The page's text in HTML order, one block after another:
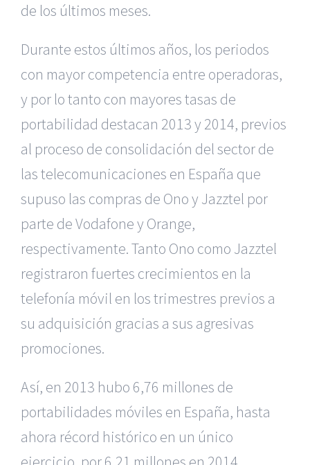
de los últimos meses.
Durante estos últimos años, los periodos
con mayor competencia entre operadoras,
y por lo tanto con mayores tasas de
portabilidad destacan 2013 y 2014, previos
al proceso de consolidación del sector de
las telecomunicaciones en España que
supuso las compras de Ono y Jazztel por
parte de Vodafone y Orange,
respectivamente. Tanto Ono como Jazztel
registraron fuertes crecimientos en la
telefonía móvil en los trimestres previos a
su adquisición gracias a sus agresivas
promociones.
Así, en 2013 hubo 6,76 millones de
portabilidades móviles en España, hasta
ahora récord histórico en un único